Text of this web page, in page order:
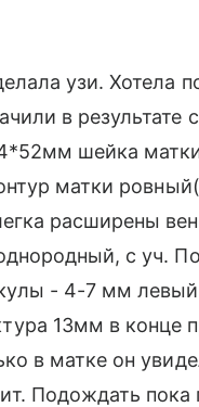
узи. Хотела
в
шейка
матки
расширены
с уч.
- 4-7 мм
13мм в конце
в матке он
Подождать пока